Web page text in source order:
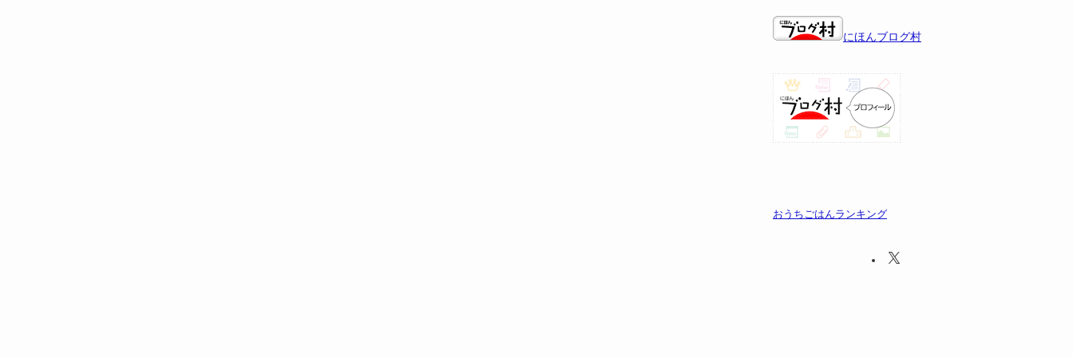
にほんブログ村
おうちごはんランキング